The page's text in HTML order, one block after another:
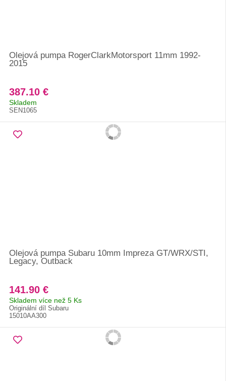
Olejová pumpa RogerClarkMotorsport 11mm 1992-
2015
387.10 €
Skladem
SEN1065
Olejová pumpa Subaru 10mm Impreza GT/WRX/STI,
Legacy, Outback
141.90 €
Skladem více než 5 Ks
Originální díl Subaru
15010AA300